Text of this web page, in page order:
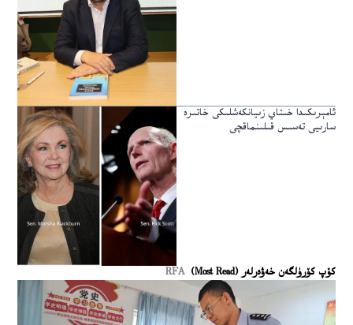
ئامېرىكىدا خىتاي زىيانكەشلىكى خاتىرە
سارىيى تەسىس قىلىنماقچى
كۆپ كۆرۈلگەن خەۋەرلەر (Most Read) RFA